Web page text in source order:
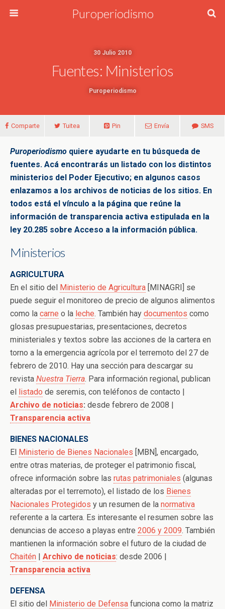
Puroperiodismo
30 Julio 2010
Fuentes: Ministerios
Puroperiodismo
Comparte Tuitea Pin Envía SMS
Puroperiodismo quiere ayudarte en tu búsqueda de
fuentes. Acá encontrarás un listado con los distintos
ministerios del Poder Ejecutivo; en algunos casos
enlazamos a los archivos de noticias de los sitios. En
todos está el vínculo a la página que reúne la
información de transparencia activa estipulada en la
ley 20.285 sobre Acceso a la información pública.
Ministerios
AGRICULTURA
En el sitio del Ministerio de Agricultura [MINAGRI] se
puede seguir el monitoreo de precio de algunos alimentos
como la carne o la leche. También hay documentos como
glosas presupuestarias, presentaciones, decretos
ministeriales y textos sobre las acciones de la cartera en
torno a la emergencia agrícola por el terremoto del 27 de
febrero de 2010. Hay una sección para descargar su
revista Nuestra Tierra. Para información regional, publican
el listado de seremis, con teléfonos de contacto |
Archivo de noticias: desde febrero de 2008 |
Transparencia activa
BIENES NACIONALES
El Ministerio de Bienes Nacionales [MBN], encargado,
entre otras materias, de proteger el patrimonio fiscal,
ofrece información sobre las rutas patrimoniales (algunas
alteradas por el terremoto), el listado de los Bienes
Nacionales Protegidos y un resumen de la normativa
referente a la cartera. Es interesante el resumen sobre las
denuncias de acceso a playas entre 2006 y 2009. También
mantienen la información sobre el futuro de la ciudad de
Chaitén | Archivo de noticias: desde 2006 |
Transparencia activa
DEFENSA
El sitio del Ministerio de Defensa funciona como la matriz